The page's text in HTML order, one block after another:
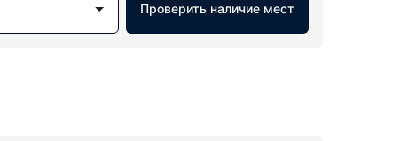
Проверить наличие мест